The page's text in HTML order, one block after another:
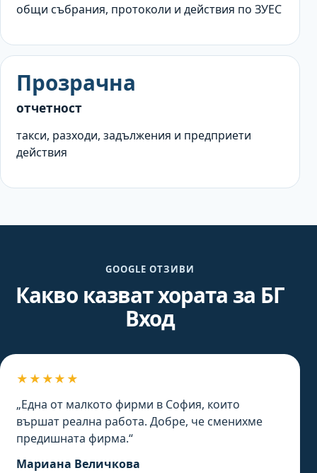
общи събрания, протоколи и действия по ЗУЕС
Прозрачна
отчетност
такси, разходи, задължения и предприети
действия
GOOGLE ОТЗИВИ
Какво казват хората за БГ
Вход
★★★★★
„Една от малкото фирми в София, които
вършат реална работа. Добре, че сменихме
предишната фирма.“
Мариана Величкова